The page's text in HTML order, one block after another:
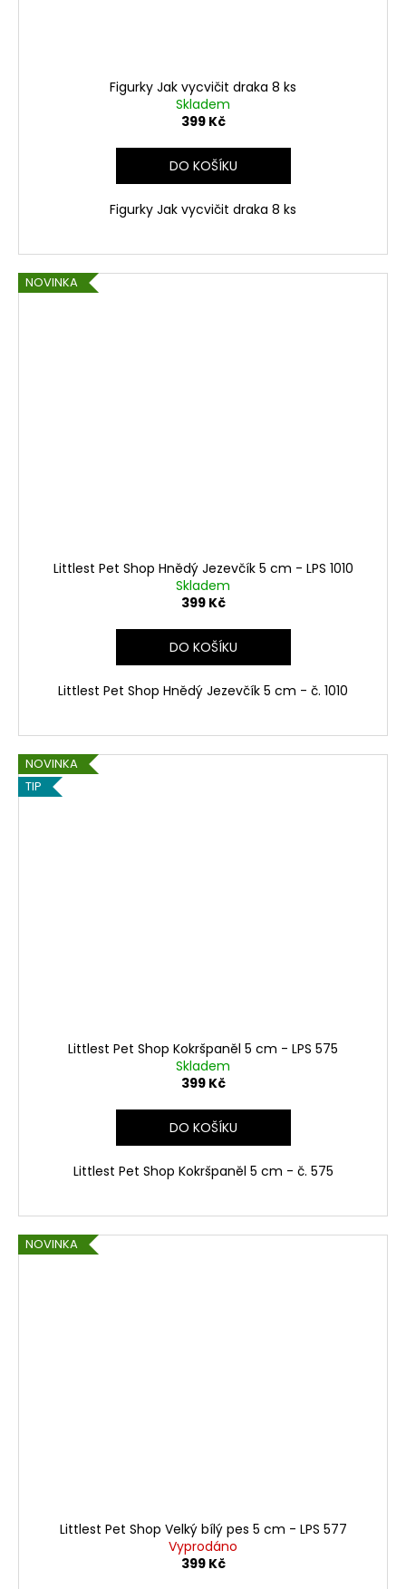
Figurky Jak vycvičit draka 8 ks
Skladem
399 Kč
DO KOŠÍKU
Figurky Jak vycvičit draka 8 ks
NOVINKA
Littlest Pet Shop Hnědý Jezevčík 5 cm - LPS 1010
Skladem
399 Kč
DO KOŠÍKU
Littlest Pet Shop Hnědý Jezevčík 5 cm - č. 1010
NOVINKA
TIP
Littlest Pet Shop Kokršpaněl 5 cm - LPS 575
Skladem
399 Kč
DO KOŠÍKU
Littlest Pet Shop Kokršpaněl 5 cm - č. 575
NOVINKA
Littlest Pet Shop Velký bílý pes 5 cm - LPS 577
Vyprodáno
399 Kč